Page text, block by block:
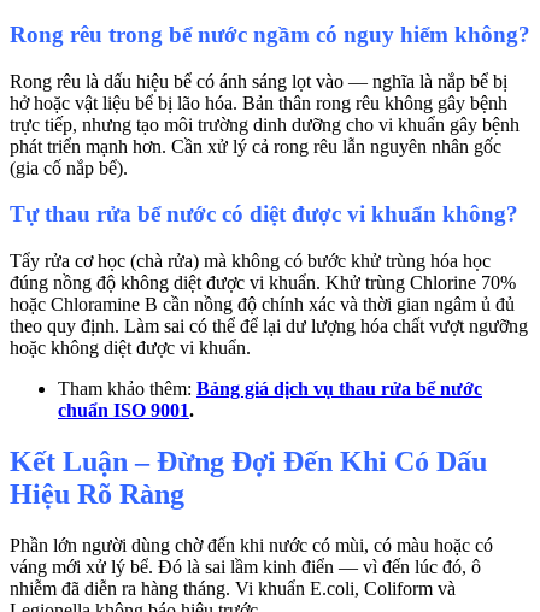
Rong rêu trong bể nước ngầm có nguy hiểm không?
Rong rêu là dấu hiệu bể có ánh sáng lọt vào — nghĩa là nắp bể bị
hở hoặc vật liệu bể bị lão hóa. Bản thân rong rêu không gây bệnh
trực tiếp, nhưng tạo môi trường dinh dưỡng cho vi khuẩn gây bệnh
phát triển mạnh hơn. Cần xử lý cả rong rêu lẫn nguyên nhân gốc
(gia cố nắp bể).
Tự thau rửa bể nước có diệt được vi khuẩn không?
Tẩy rửa cơ học (chà rửa) mà không có bước khử trùng hóa học
đúng nồng độ không diệt được vi khuẩn. Khử trùng Chlorine 70%
hoặc Chloramine B cần nồng độ chính xác và thời gian ngâm ủ đủ
theo quy định. Làm sai có thể để lại dư lượng hóa chất vượt ngưỡng
hoặc không diệt được vi khuẩn.
Tham khảo thêm: Bảng giá dịch vụ thau rửa bể nước
chuẩn ISO 9001.
Kết Luận – Đừng Đợi Đến Khi Có Dấu
Hiệu Rõ Ràng
Phần lớn người dùng chờ đến khi nước có mùi, có màu hoặc có
váng mới xử lý bể. Đó là sai lầm kinh điển — vì đến lúc đó, ô
nhiễm đã diễn ra hàng tháng. Vi khuẩn E.coli, Coliform và